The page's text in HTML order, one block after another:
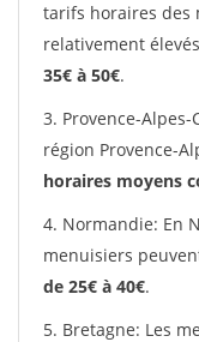
tarifs horaires des
relativement
35€ à 50€.
3. Provence-
région Provence-
horaires moyens
4. Normandie: En
menuisiers
de 25€ à 40€.
5. Bretagne: Les